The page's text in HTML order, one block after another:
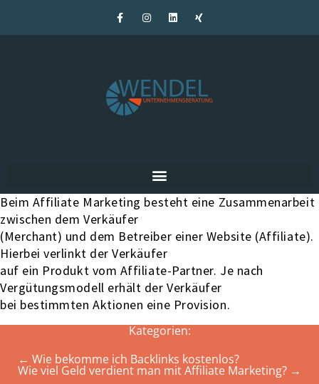
Beim Affiliate Marketing besteht eine Zusammenarbeit
zwischen dem Verkäufer
(Merchant) und dem Betreiber einer Website (Affiliate).
Hierbei verlinkt der Verkäufer
auf ein Produkt vom Affiliate-Partner. Je nach
Vergütungsmodell erhält der Verkäufer
bei bestimmten Aktionen eine Provision.
Kategorien:
← Wie bekomme ich Backlinks kostenlos?
Wie viel Geld verdient man mit Affiliate Marketing? →